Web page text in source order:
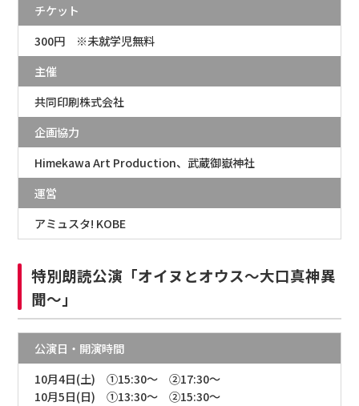
チケット
300円 ※未就学児無料
主催
共同印刷株式会社
企画協力
Himekawa Art Production、武蔵御嶽神社
運営
アミュスタ! KOBE
特別朗読公演「オイヌとオウス～大口真神異
聞～」
公演日・開演時間
10月4日(土) ①15:30～ ②17:30～
10月5日(日) ①13:30～ ②15:30～